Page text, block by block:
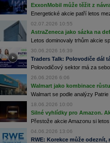
ExxonMobil může těžit z
Energetické akcie patří letos
02.07.2026 10:55
AstraZeneca jako sázka na
Letos dominovaly trhům akcie
30.06.2026 16:39
Traders Talk: Polovodiče dál
Polovodičový sektor má za
26.06.2026 6:06
Walmart jako kombinace
Walmart se podle analýzy
18.06.2026 10:00
Silné vyhlídky pro Amazon.
Přestože akcie Amazonu si
04.06.2026 13:06
RWE: Korekce může